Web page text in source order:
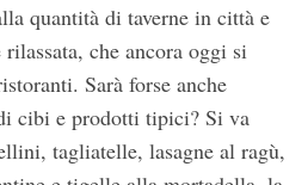
quantità di taverne in città e
che ancora oggi si
Sarà forse anche
cibi e prodotti tipici? Si va
tagliatelle, lasagne al ragù,